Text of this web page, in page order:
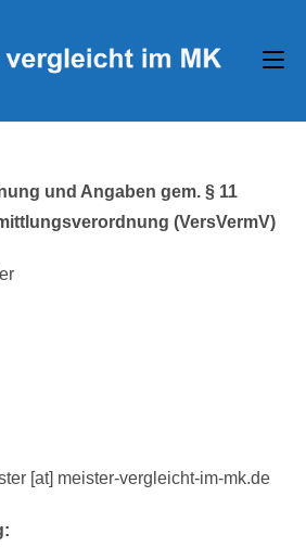
und Angaben gem. § 11
(VersVermV)
[at] meister-vergleicht-im-mk.de